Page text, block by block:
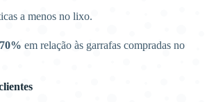
a menos no lixo.
70% em relação às garrafas compradas no